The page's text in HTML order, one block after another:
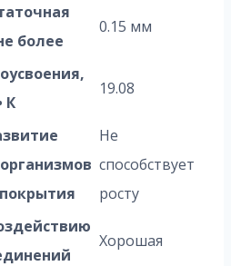
более
0.15 мм
К
19.08
Не
способствует
росту
Хорошая